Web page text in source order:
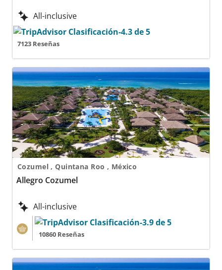
All-inclusive
7123 Reseñas
Allegro Cozumel
Cozumel , Quintana Roo , México
Allegro Cozumel
All-inclusive
10860 Reseñas
Allegro Cozumel First Club